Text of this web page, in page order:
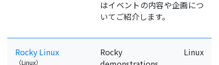
はイベントの内容や企画につ
いてご紹介します。
Rocky Linux
（Linux）
Rocky Linux